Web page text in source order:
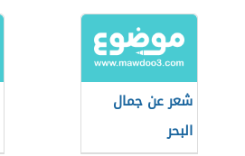
شعر عن جمال
البحر